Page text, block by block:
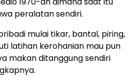
peralatan sendiri.
mulai tikar, bantal, piring,
latihan kerohanian mau pun
makan ditanggung sendiri